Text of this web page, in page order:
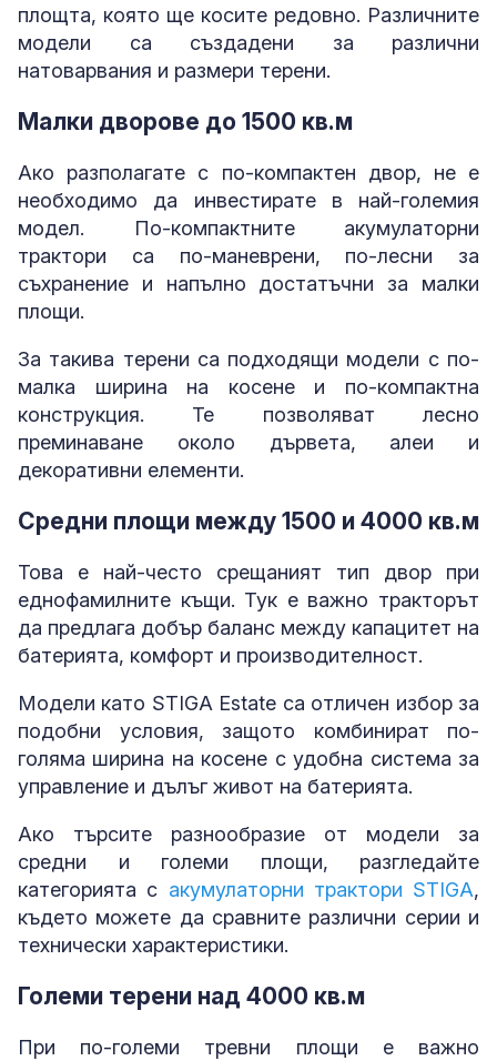
площта, която ще косите редовно. Различните
модели са създадени за различни
натоварвания и размери терени.
Малки дворове до 1500 кв.м
Ако разполагате с по-компактен двор, не е
необходимо да инвестирате в най-големия
модел. По-компактните акумулаторни
трактори са по-маневрени, по-лесни за
съхранение и напълно достатъчни за малки
площи.
За такива терени са подходящи модели с по-
малка ширина на косене и по-компактна
конструкция. Те позволяват лесно
преминаване около дървета, алеи и
декоративни елементи.
Средни площи между 1500 и 4000 кв.м
Това е най-често срещаният тип двор при
еднофамилните къщи. Тук е важно тракторът
да предлага добър баланс между капацитет на
батерията, комфорт и производителност.
Модели като STIGA Estate са отличен избор за
подобни условия, защото комбинират по-
голяма ширина на косене с удобна система за
управление и дълъг живот на батерията.
Ако търсите разнообразие от модели за
средни и големи площи, разгледайте
категорията с акумулаторни трактори STIGA,
където можете да сравните различни серии и
технически характеристики.
Големи терени над 4000 кв.м
При по-големи тревни площи е важно